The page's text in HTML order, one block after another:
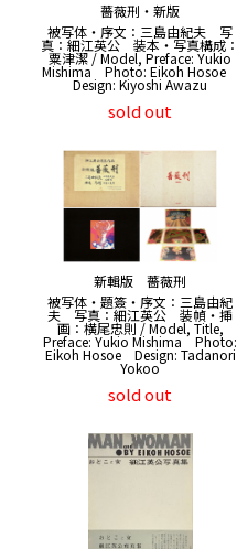
薔薇刑・新版
被写体・序文：三島由紀夫 写
真：細江英公 装本・写真構成：
粟津潔 / Model, Preface: Yukio
Mishima Photo: Eikoh Hosoe
Design: Kiyoshi Awazu
sold out
新輯版 薔薇刑
被写体・題簽・序文：三島由紀
夫 写真：細江英公 装幀・挿
画：横尾忠則 / Model, Title,
Preface: Yukio Mishima Photo:
Eikoh Hosoe Design: Tadanori
Yokoo
sold out